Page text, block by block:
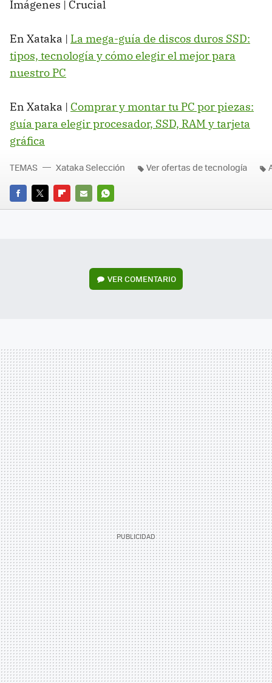
Imágenes | Crucial
En Xataka | La mega-guía de discos duros SSD:
tipos, tecnología y cómo elegir el mejor para
nuestro PC
En Xataka | Comprar y montar tu PC por piezas:
guía para elegir procesador, SSD, RAM y tarjeta
gráfica
FACEBOOK
TWITTERFLIPBOARD
E-
WHATSAPP
TEMAS Xataka Selección Ver ofertas de tecnología
VERCOMENTARIO